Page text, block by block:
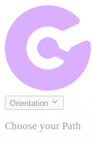
Orientation
Choose your Path